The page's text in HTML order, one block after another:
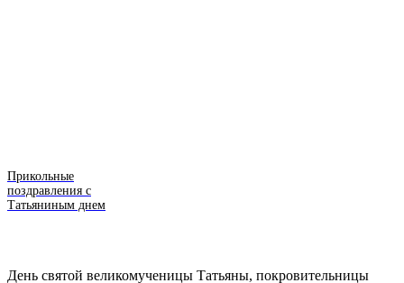
Прикольные
поздравления с
Татьяниным днем
День святой великомученицы Татьяны, покровительницы